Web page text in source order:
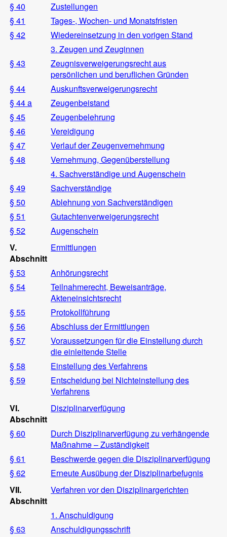
§ 40
Zustellungen
§ 41
Tages-, Wochen- und Monatsfristen
§ 42
Wiedereinsetzung in den vorigen Stand
3. Zeugen und Zeuginnen
§ 43
Zeugnisverweigerungsrecht aus
persönlichen und beruflichen Gründen
§ 44
Auskunftsverweigerungsrecht
§ 44 a
Zeugenbeistand
§ 45
Zeugenbelehrung
§ 46
Vereidigung
§ 47
Verlauf der Zeugenvernehmung
§ 48
Vernehmung, Gegenüberstellung
4. Sachverständige und Augenschein
§ 49
Sachverständige
§ 50
Ablehnung von Sachverständigen
§ 51
Gutachtenverweigerungsrecht
§ 52
Augenschein
V.
Abschnitt
Ermittlungen
§ 53
Anhörungsrecht
§ 54
Teilnahmerecht, Beweisanträge,
Akteneinsichtsrecht
§ 55
Protokollführung
§ 56
Abschluss der Ermittlungen
§ 57
Voraussetzungen für die Einstellung durch
die einleitende Stelle
§ 58
Einstellung des Verfahrens
§ 59
Entscheidung bei Nichteinstellung des
Verfahrens
VI.
Abschnitt
Disziplinarverfügung
§ 60
Durch Disziplinarverfügung zu verhängende
Maßnahme – Zuständigkeit
§ 61
Beschwerde gegen die Disziplinarverfügung
§ 62
Erneute Ausübung der Disziplinarbefugnis
VII.
Abschnitt
Verfahren vor den Disziplinargerichten
1. Anschuldigung
§ 63
Anschuldigungsschrift